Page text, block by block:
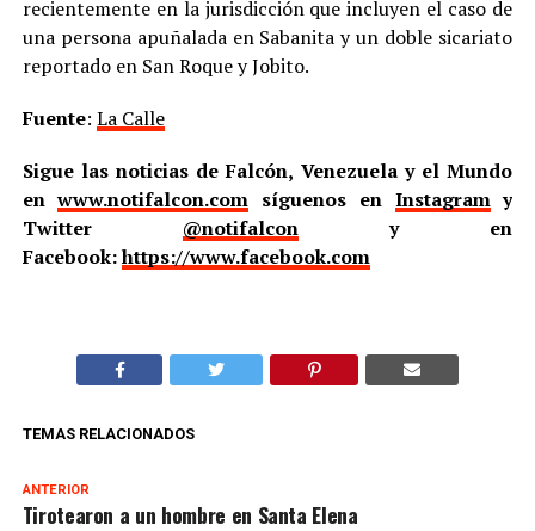
recientemente en la jurisdicción que incluyen el caso de
una persona apuñalada en Sabanita y un doble sicariato
reportado en San Roque y Jobito.
Fuente: La Calle
Sigue las noticias de Falcón, Venezuela y el Mundo
enwww.notifalcon.com síguenos en Instagramy
Twitter @notifalcony en
Facebook:https://www.facebook.com
TEMAS RELACIONADOS
ANTERIOR
Tirotearon a un hombre en Santa Elena